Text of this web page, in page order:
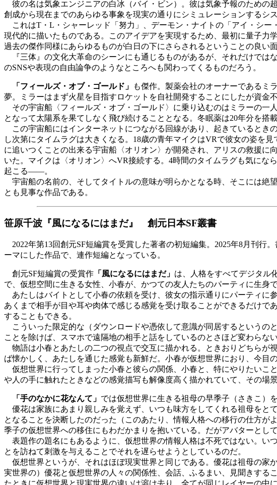
彼の名は気象エンジニアの白冰（バイ・ビン）。彼は気象予報のための
創成から現在までのあらゆる事象を現実の通りにシミュレーションするシ
これはT・L・シャーレッド「努力」、デーモン・ナイトの「アイ・シー
現代的に描いたものである。このアイデアを実現するため、最初に量子力
過去の傑作同様にあらゆるものが白日の下にさらされるということの良い
『三体』の文化大革命のシーンにも通じるものがあるが、それだけでは
のSNSや表現の自由論争のようなところへも関わってくるものだろう。
「フィールズ・オブ・ゴールド」
も傑作。製薬会社のオーナーであるミ
夢。ミラーはまず火星を目指すロケットを自社開発することにしたが資金
その宇宙船〈フィールズ・オブ・ゴールド〉に乗り込むのはミラーの一
となって太陽系を果てしなく飛び続けることとなる。冬眠薬は20年分を搭
この宇宙船にはインターネットにつながる回線があり、起きているとき
し次第にタイムラグは大きくなる。18歳の青年マイクはVRで彼女の姿を
に追いつくことの出来る宇宙船〈オリオン〉が開発され、アリスの救援
いた。マイクは〈オリオン〉へVR接続する。4時間のタイムラグも気に
起こる――。
宇宙船の名前の、そしてタイトルの意味が明らかとなる時、そこには
とも見事な作品である。
笹原千波『風になるにはまだ』 創元日本SF叢書
2022年第13回創元SF短編賞を受賞した著者の初短編集。2025年8月刊行
ーマにした作品で、連作短編となっている。
創元SF短編賞の受賞作 「風になるにはまだ」 は、人格をすべてデジタル
で、仮想空間に生きる女性、小春が、かつての友人たちのパーティに生身
あたしはバイトとして小春の依頼を受け、彼女の指示通りにパーティに
あくまで相手が目や耳や肉体で感じる感覚を受け取ることができるだけ
することもできる。
こういった限定的な（ダウンロードや憑依して意識が同居するというの
ことを除けば、スマホで遠隔地の相手と話をしているのとさほど変わらない
物語は小春とあたしの二つの視点で交互に描かれる。ときおりどちらが
ば懐かしく、あたしを通じた感覚も新鮮だ。小春が仮想世界におり、今目
仮想世界に行ってしまった小春と彼らの関係、小春と、特にやりたいこ
や人の手に触れたときなどの感覚描写も解像度高く描かれていて、その場
「手のなかに花なんて」 では仮想世界に生きる祖母の早季子（さきこ）
優花は家族にあまり親しみを覚えず、いつも味方をしてくれる祖母をと
となることを決断したのだった（このあたり、情報人格への移行の仕方
季子の仮想世界への移住にもわだかまりを抱いている。だがアバターとし
表題作の題名にもあるように、仮想世界の情報人格は不死ではない。い
とを訪ねて刺激を与えることでそれを遅らせようとしているのだ。
仮想世界というが、それはほぼ現実世界と同じである。優花は祖母の家
実世界の）優花と仮想世界の人々の関係性、会話、ふるまい、見聞きす
たときに仮想世界と現実世界の違いは溶け去り、全てが同じレイヤーの中